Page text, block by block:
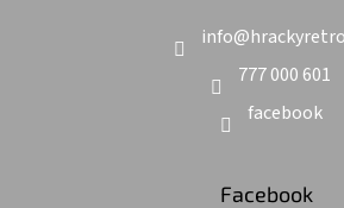
info@
777 000 601
facebook
Facebook